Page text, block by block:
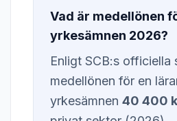
Vad är medellönen
yrkesämnen 2026?
Enligt SCB:s officiella
medellönen för en
yrkesämnen 40 400